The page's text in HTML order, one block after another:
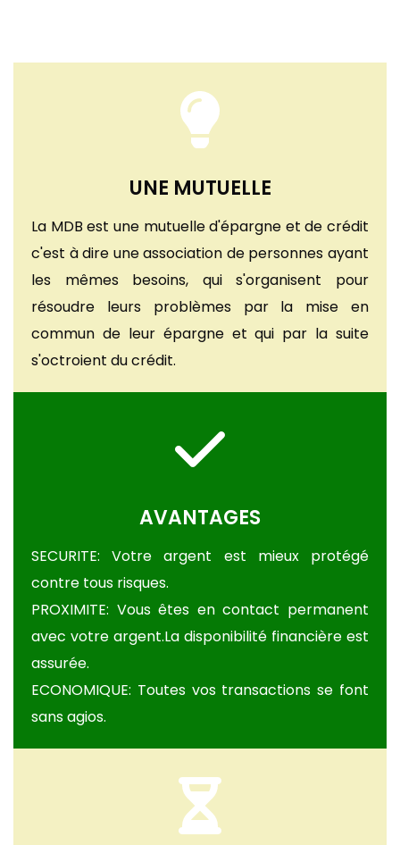
UNE MUTUELLE
La MDB est une mutuelle d'épargne et de crédit
c'est à dire une association de personnes ayant
les mêmes besoins, qui s'organisent pour
résoudre leurs problèmes par la mise en
commun de leur épargne et qui par la suite
s'octroient du crédit.
AVANTAGES
SECURITE: Votre argent est mieux protégé
contre tous risques.
PROXIMITE: Vous êtes en contact permanent
avec votre argent.La disponibilité financière est
assurée.
ECONOMIQUE: Toutes vos transactions se font
sans agios.